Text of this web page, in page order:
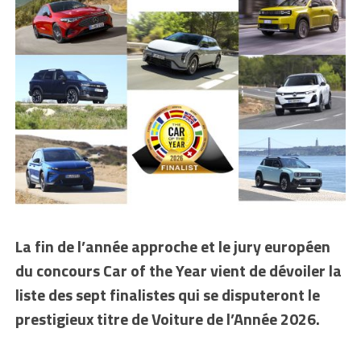
La fin de l’année approche et le jury européen
du concours Car of the Year vient de dévoiler la
liste des sept finalistes qui se disputeront le
prestigieux titre de Voiture de l’Année 2026.